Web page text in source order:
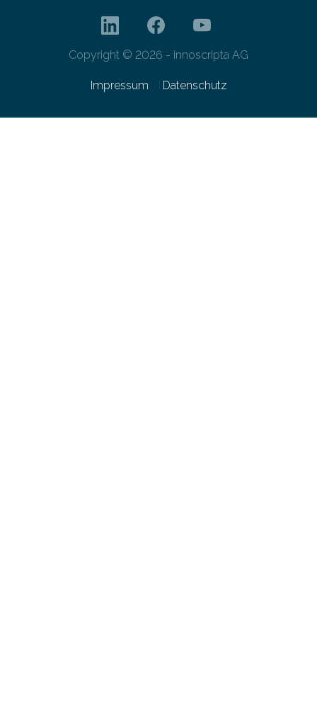
Copyright © 2026 - innoscripta AG
Impressum Datenschutz